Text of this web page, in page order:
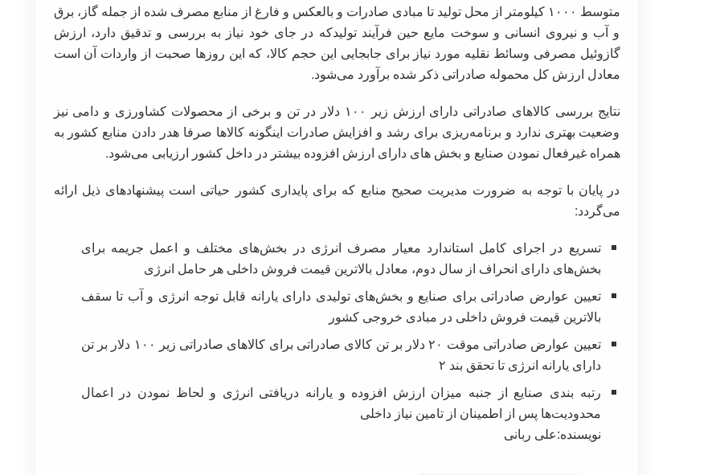
متوسط ۱۰۰۰ کیلومتر از محل تولید تا مبادی صادرات و بالعکس و فارغ از منابع مصرف شده از جمله گاز، برق
و آب و نیروی انسانی و سوخت مایع حین فرآیند تولیدکه در جای خود نیاز به بررسی و تدقیق دارد، ارزش
گازوئیل مصرفی وسائط نقلیه مورد نیاز برای جابجایی این حجم کالا، که این روزها صحبت از واردات آن است
معادل ارزش کل محموله صادراتی ذکر شده برآورد می‌شود.
نتایج بررسی کالاهای صادراتی دارای ارزش زیر ۱۰۰ دلار در تن و برخی از محصولات کشاورزی و دامی نیز
وضعیت بهتری ندارد و برنامه‌ریزی برای رشد و افزایش صادرات اینگونه کالاها صرفا هدر دادن منابع کشور به
همراه غیرفعال نمودن صنایع و بخش های دارای ارزش افزوده بیشتر در داخل کشور ارزیابی می‌شود.
در پایان با توجه به ضرورت مدیریت صحیح منابع که برای پایداری کشور حیاتی است پیشنهادهای ذیل ارائه
می‌گردد:
تسریع در اجرای کامل استاندارد معیار مصرف انرژی در بخش‌های مختلف و اعمل جریمه برای
بخش‌های دارای انحراف از سال دوم، معادل بالاترین قیمت فروش داخلی هر حامل انرژی
تعیین عوارض صادراتی برای صنایع و بخش‌های تولیدی دارای یارانه قابل توجه انرژی و آب تا سقف
بالاترین قیمت فروش داخلی در مبادی خروجی کشور
تعیین عوارض صادراتی موقت ۲۰ دلار بر تن کالای صادراتی برای کالاهای صادراتی زیر ۱۰۰ دلار بر تن
دارای یارانه انرژی تا تحقق بند ۲
رتبه بندی صنایع از جنبه میزان ارزش افزوده و یارانه دریافتی انرژی و لحاظ نمودن در اعمال
محدودیت‌ها پس از اطمینان از تامین نیاز داخلی
نویسنده:علی ربانی